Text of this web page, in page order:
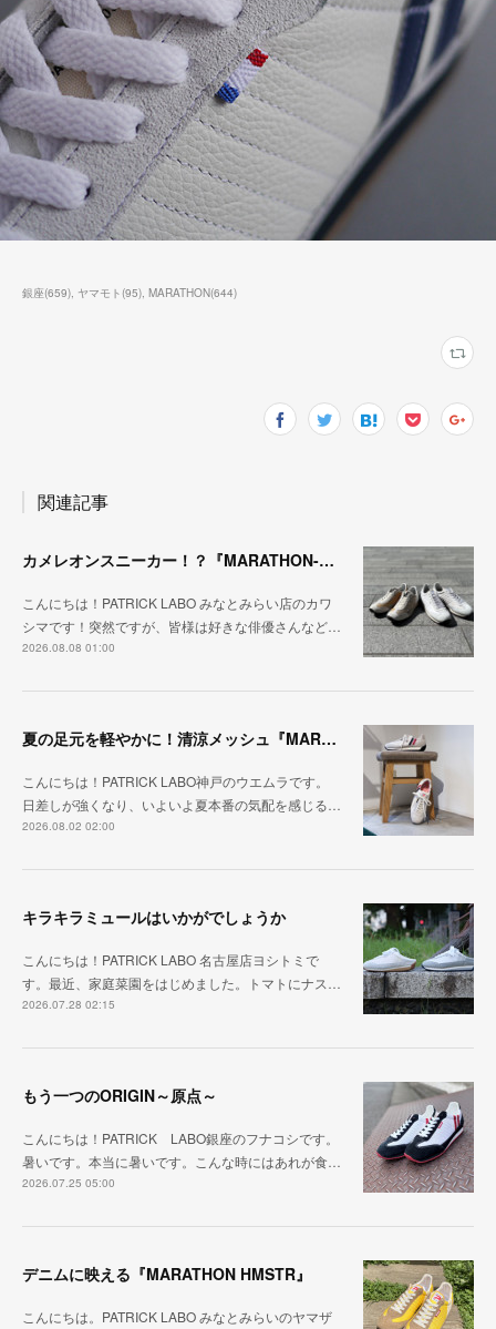
銀座(659) ヤマモト(95) MARATHON(644)
関連記事
カメレオンスニーカー！？『MARATHON-NTRAL』『STADIUM-NTRAL』
こんにちは！PATRICK LABO みなとみらい店のカワ
シマです！突然ですが、皆様は好きな俳優さんなど…
2026.08.08 01:00
夏の足元を軽やかに！清涼メッシュ『MARATHON-ME2』
こんにちは！PATRICK LABO神戸のウエムラです。
日差しが強くなり、いよいよ夏本番の気配を感じる…
2026.08.02 02:00
キラキラミュールはいかがでしょうか
こんにちは！PATRICK LABO 名古屋店ヨシトミで
す。最近、家庭菜園をはじめました。トマトにナス…
2026.07.28 02:15
もう一つのORIGIN～原点～
こんにちは！PATRICK LABO銀座のフナコシです。
暑いです。本当に暑いです。こんな時にはあれが食…
2026.07.25 05:00
デニムに映える『MARATHON HMSTR』
こんにちは。PATRICK LABO みなとみらいのヤマザ